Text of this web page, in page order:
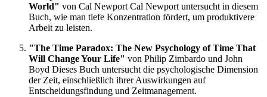
World" von Cal Newport Cal Newport untersucht in diesem
Buch, wie man tiefe Konzentration fördert, um produktivere
Arbeit zu leisten.
"The Time Paradox: The New Psychology of Time That
Will Change Your Life" von Philip Zimbardo und John
Boyd Dieses Buch untersucht die psychologische Dimension
der Zeit, einschließlich ihrer Auswirkungen auf
Entscheidungsfindung und Zeitmanagement.